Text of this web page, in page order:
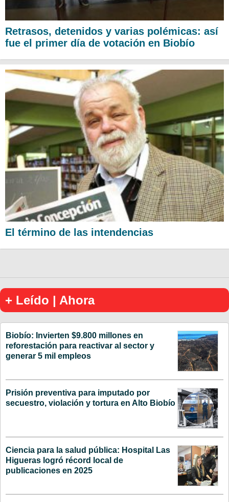
Retrasos, detenidos y varias polémicas: así
fue el primer día de votación en Biobío
El término de las intendencias
+ Leído | Ahora
Biobío: Invierten $9.800 millones en
reforestación para reactivar al sector y
generar 5 mil empleos
Prisión preventiva para imputado por
secuestro, violación y tortura en Alto Biobío
Ciencia para la salud pública: Hospital Las
Higueras logró récord local de
publicaciones en 2025